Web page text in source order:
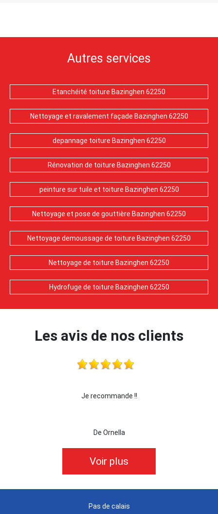
Autres services
Etanchéité toiture Bazinghen 62250
Nettoyage et ravalement façade Bazinghen 62250
depannage toiture Bazinghen 62250
Rénovation de toiture Bazinghen 62250
peinture sur tuile et toiture Bazinghen 62250
Nettoyage et pose de gouttière Bazinghen 62250
Nettoyage demoussage de toiture Bazinghen 62250
Nettoyage de toiture Bazinghen 62250
Hydrofuge de toiture Bazinghen 62250
Les avis de nos clients
Je recommande !!
De Ornella
Voir plus
Pas de calais